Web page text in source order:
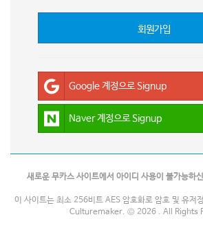
회원가입
Google 계정으로 Signup
Naver 계정으로 Signup
새로운 무카스 사이트에서 아이디 사용이 불가능하
이 사이트는 최소 256비트 AES 암호화로 암호 및 유저
Culturemaker. © 2026 . All Rights